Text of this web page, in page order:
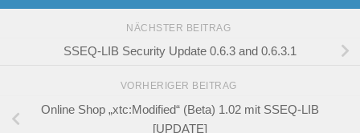
NÄCHSTER BEITRAG
SSEQ-LIB Security Update 0.6.3 and 0.6.3.1
VORHERIGER BEITRAG
Online Shop „xtc:Modified“ (Beta) 1.02 mit SSEQ-LIB
[UPDATE]